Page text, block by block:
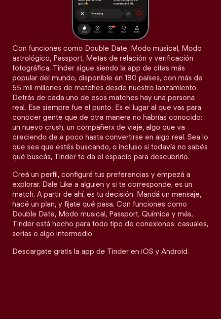
Con funciones como Double Date, Modo musical, Modo
astrológico, Passport, Metas de relación y verificación
fotográfica, Tinder sigue siendo la app de citas más
popular del mundo, disponible en 190 países, con más de
55 mil millones de matches desde nuestro lanzamiento.
Detrás de cada uno de esos matches hay una persona
real. Ese siempre fue el punto. Es el lugar al que vas para
conocer gente que de otra manera no habrías conocido:
un nuevo crush, un compañerx de viaje, algo que va
creciendo de a poco hasta convertirse en algo real. Sea lo
que sea que estés buscando, o incluso si todavía no sabés
qué buscás, Tinder te da el espacio para descubrirlo.
Creá un perfil, configurá tus preferencias y empezá a
explorar. Dale Like a alguien y si te corresponde, es un
match. A partir de ahí, es tu decisión. Mandá un mensaje,
hacé un plan, y fijate qué pasa. Con funciones como
Double Date, Modo musical, Passport, Química y más,
Tinder está hecho para todo tipo de conexiones: casuales,
serias o algo intermedio.
Descargate gratis la app de Tinder en iOS y Android.